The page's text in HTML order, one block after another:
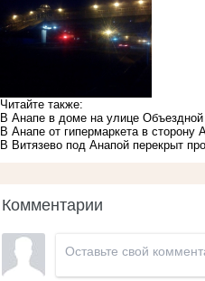
Читайте также:
В Анапе в доме на улице Объездной
В Анапе от гипермаркета в сторону
В Витязево под Анапой перекрыт
Комментарии